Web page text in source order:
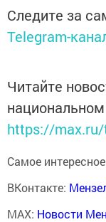
Следите за
Telegram-
Читайте
https://
Самое
ВКонтакте:
MAX: Новости